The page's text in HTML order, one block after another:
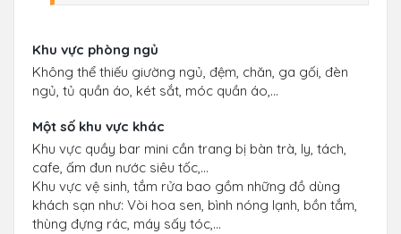
Khu vực phòng ngủ
Không thể thiếu giường ngủ, đệm, chăn, ga gối, đèn
ngủ, tủ quần áo, két sắt, móc quần áo,…
Một số khu vực khác
Khu vực quầy bar mini cần trang bị bàn trà, ly, tách,
cafe, ấm đun nước siêu tốc,…
Khu vực vệ sinh, tắm rửa bao gồm những đồ dùng
khách sạn như: Vòi hoa sen, bình nóng lạnh, bồn tắm,
thùng đựng rác, máy sấy tóc,…